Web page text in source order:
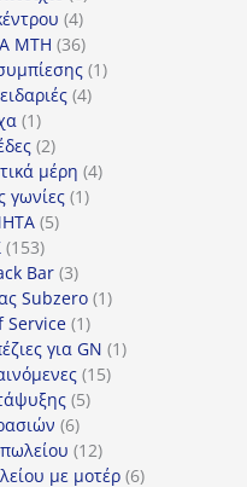
προϊόντα
44
προϊόντα
MTH 3636
προϊόντα
11
44
11
προϊόν
22
προϊόντα
μέρη 44
γωνίες 11
55
153153
προϊόντα
Bar 33
προϊόντα
Subzero 11
Service 11
προϊόν
για GN 11
1515
55
66
προϊόντα
1212
προϊόντα
με μοτέρ 66